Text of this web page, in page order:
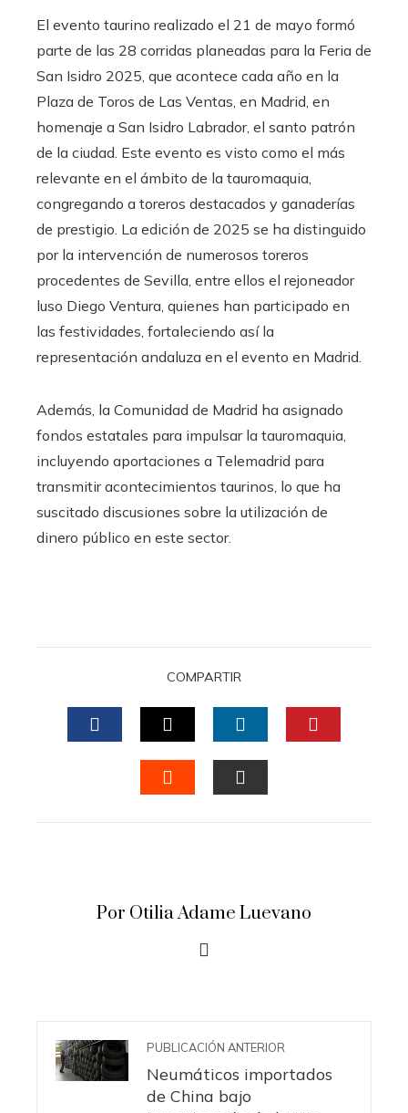
El evento taurino realizado el 21 de mayo formó
parte de las 28 corridas planeadas para la Feria de
San Isidro 2025, que acontece cada año en la
Plaza de Toros de Las Ventas, en Madrid, en
homenaje a San Isidro Labrador, el santo patrón
de la ciudad. Este evento es visto como el más
relevante en el ámbito de la tauromaquia,
congregando a toreros destacados y ganaderías
de prestigio. La edición de 2025 se ha distinguido
por la intervención de numerosos toreros
procedentes de Sevilla, entre ellos el rejoneador
luso Diego Ventura, quienes han participado en
las festividades, fortaleciendo así la
representación andaluza en el evento en Madrid.
Además, la Comunidad de Madrid ha asignado
fondos estatales para impulsar la tauromaquia,
incluyendo aportaciones a Telemadrid para
transmitir acontecimientos taurinos, lo que ha
suscitado discusiones sobre la utilización de
dinero público en este sector.
COMPARTIR
FACEBOOKTWITTERLINKEDIN
Por Otilia Adame Luevano
PUBLICACIÓN ANTERIOR
Neumáticos importados
de China bajo